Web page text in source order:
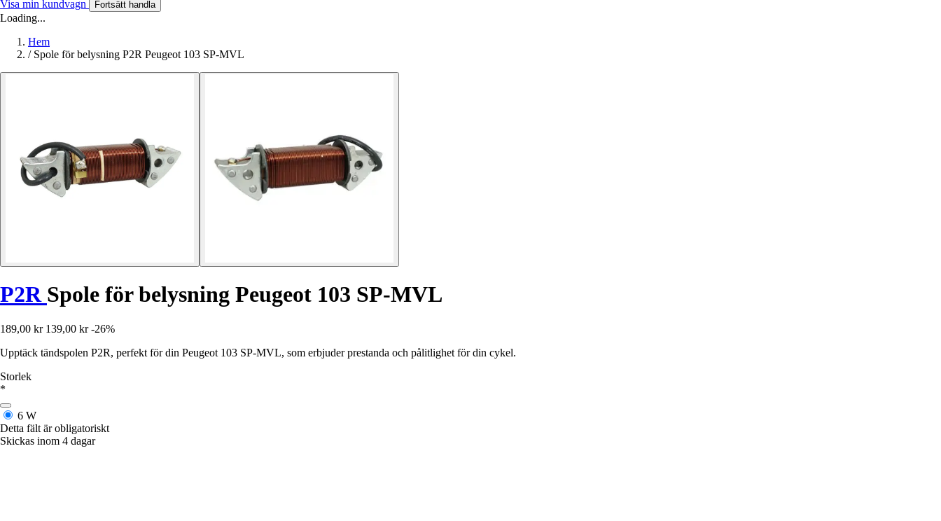
Visa min kundvagn Fortsätt handla
Loading...
Hem
/ Spole för belysning P2R Peugeot 103 SP-MVL
P2R Spole för belysning Peugeot 103 SP-MVL
189,00 kr 139,00 kr -26%
Upptäck tändspolen P2R, perfekt för din Peugeot 103 SP-MVL, som erbjuder prestanda och pålitlighet för din cykel.
Storlek
*
6 W
Detta fält är obligatoriskt
Skickas inom 4 dagar